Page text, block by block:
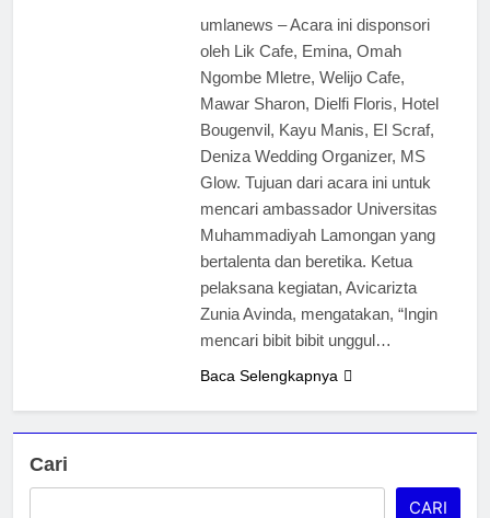
umlanews – Acara ini disponsori
oleh Lik Cafe, Emina, Omah
Ngombe Mletre, Welijo Cafe,
Mawar Sharon, Dielfi Floris, Hotel
Bougenvil, Kayu Manis, El Scraf,
Deniza Wedding Organizer, MS
Glow. Tujuan dari acara ini untuk
mencari ambassador Universitas
Muhammadiyah Lamongan yang
bertalenta dan beretika. Ketua
pelaksana kegiatan, Avicarizta
Zunia Avinda, mengatakan, “Ingin
mencari bibit bibit unggul…
Baca Selengkapnya
Cari
CARI